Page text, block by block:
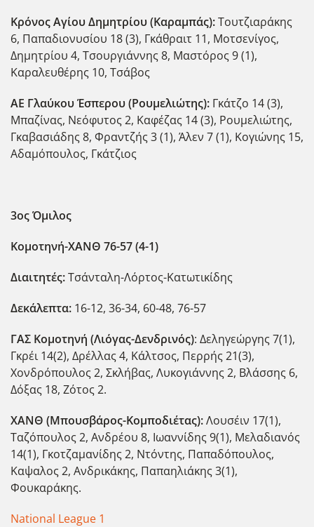
Κρόνος Αγίου Δημητρίου (Καραμπάς):Τουτζιαράκης
6, Παπαδιονυσίου 18 (3), Γκάθραιτ 11, Μοτσενίγος,
Δημητρίου 4, Τσουργιάννης 8, Μαστόρος 9 (1),
Καραλευθέρης 10, Τσάβος
ΑΕ Γλαύκου Έσπερου (Ρουμελιώτης): Γκάτζο 14 (3),
Μπαζίνας, Νεόφυτος 2, Καφέζας 14 (3), Ρουμελιώτης,
Γκαβασιάδης 8, Φραντζής 3 (1), Άλεν 7 (1), Κογιώνης 15,
Αδαμόπουλος, Γκάτζιος
3ος Όμιλος
Κομοτηνή-ΧΑΝΘ 76-57 (4-1)
Διαιτητές:Τσάνταλη-Λόρτος-Κατωτικίδης
Δεκάλεπτα: 16-12, 36-34, 60-48, 76-57
ΓΑΣ Κομοτηνή (Λιόγας-Δενδρινός): Δεληγεώργης 7(1),
Γκρέι 14(2), Δρέλλας 4, Κάλτσος, Περρής 21(3),
Χονδρόπουλος 2, Σκλήβας, Λυκογιάννης 2, Βλάσσης 6,
Δόξας 18, Ζότος 2.
ΧΑΝΘ (Μπουσβάρος-Κομποδιέτας):Λουσέιν 17(1),
Ταζόπουλος 2, Ανδρέου 8, Ιωαννίδης 9(1), Μελαδιανός
14(1), Γκοτζαμανίδης 2, Ντόντης, Παπαδόπουλος,
Καψαλος 2, Ανδρικάκης, Παπαηλιάκης 3(1),
Φουκαράκης.
National League 1